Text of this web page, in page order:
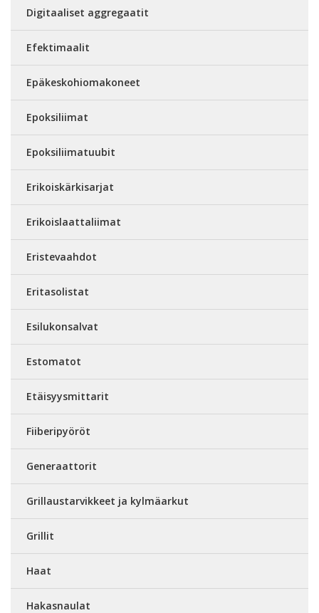
Digitaaliset aggregaatit
Efektimaalit
Epäkeskohiomakoneet
Epoksiliimat
Epoksiliimatuubit
Erikoiskärkisarjat
Erikoislaattaliimat
Eristevaahdot
Eritasolistat
Esilukonsalvat
Estomatot
Etäisyysmittarit
Fiiberipyöröt
Generaattorit
Grillaustarvikkeet ja kylmäarkut
Grillit
Haat
Hakasnaulat